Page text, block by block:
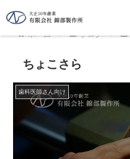
ホーム ブログ
ちょこさら
歯科医師さん向け